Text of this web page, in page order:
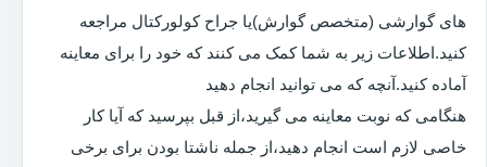
های گوارشی (متخصص گوارش)یا جراح کولورکتال مراجعه
کنید.اطلاعات زیر به شما کمک می کنند که خود را برای معاینه
آماده کنید.آنچه که می توانید انجام دهید
هنگامی که نوبت معاینه می گیرید،از قبل بپرسید که آیا کار
خاصی لازم است انجام دهید،از جمله ناشتا بودن برای برخی